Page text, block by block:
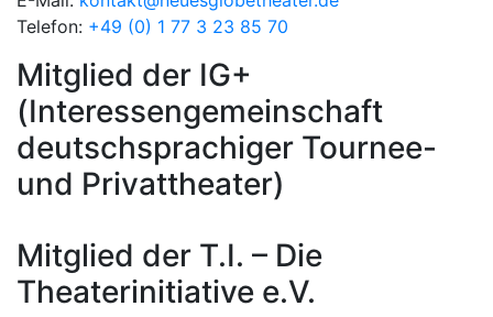
Telefon: +49 (0) 1 77 3 23 85 70
Mitglied der IG+
(Interessengemeinschaft
deutschsprachiger Tournee-
und Privattheater)
Mitglied der T.I. – Die
Theaterinitiative e.V.